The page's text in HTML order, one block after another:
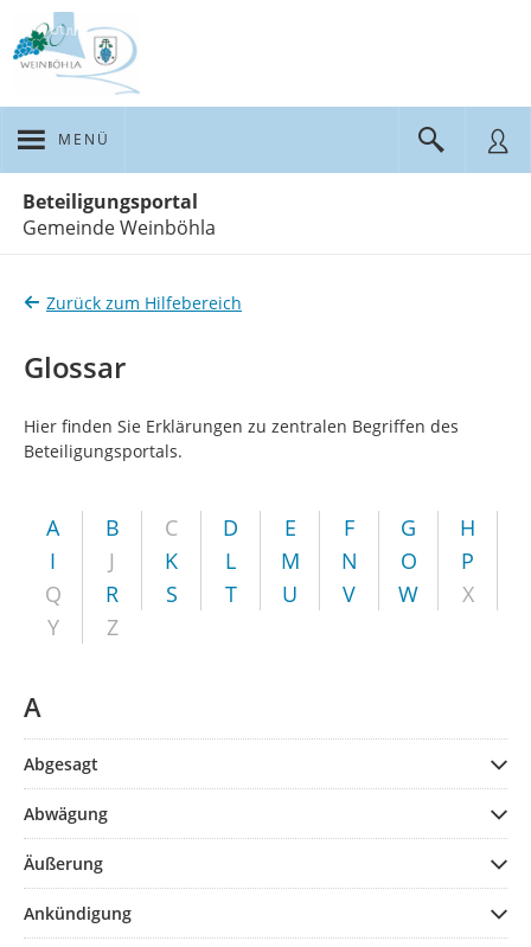
MENÜ
Beteiligungsportal
Gemeinde Weinböhla
Zurück zum Hilfebereich
Glossar
Hier finden Sie Erklärungen zu zentralen Begriffen des
Beteiligungsportals.
A B C D E F G
H
I
J K L M N O
P
Q
R S T U V W
X
Y
Z
A
Abgesagt
Abwägung
Äußerung
Ankündigung